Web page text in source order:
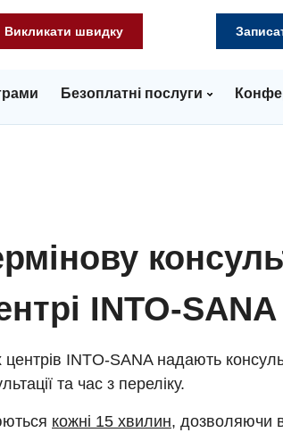
Викликати швидку
Безоплатні послуги
INTO-SANA
центрів INTO-SANA надають
та час з переліку.
кожні 15 хвилин, дозволяючи